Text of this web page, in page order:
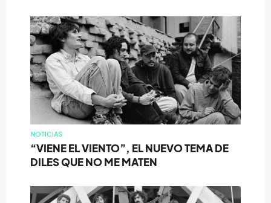
NOTICIAS
“VIENE EL VIENTO”, EL NUEVO TEMA DE
DILES QUE NO ME MATEN